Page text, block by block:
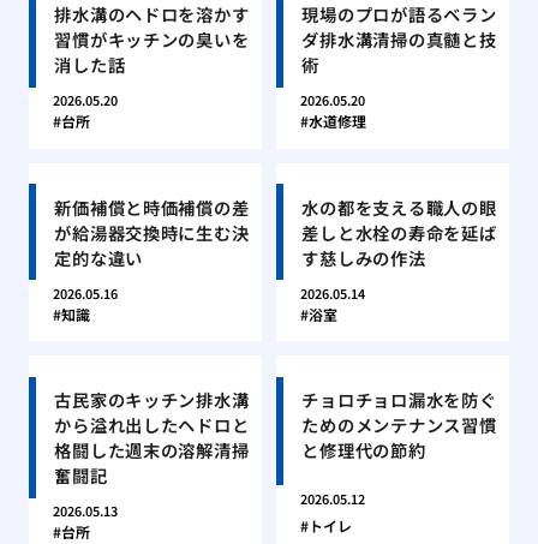
排水溝のヘドロを溶かす
習慣がキッチンの臭いを
消した話
2026.05.20
台所
現場のプロが語るベラン
ダ排水溝清掃の真髄と技
術
2026.05.20
水道修理
新価補償と時価補償の差
が給湯器交換時に生む決
定的な違い
2026.05.16
知識
水の都を支える職人の眼
差しと水栓の寿命を延ば
す慈しみの作法
2026.05.14
浴室
古民家のキッチン排水溝
から溢れ出したヘドロと
格闘した週末の溶解清掃
奮闘記
2026.05.13
台所
チョロチョロ漏水を防ぐ
ためのメンテナンス習慣
と修理代の節約
2026.05.12
トイレ